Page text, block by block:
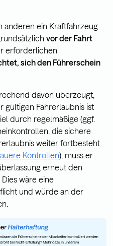
anderen ein Kraftfahrzeug
vor der Fahrt
erforderlichen
sich den Führerschein
davon überzeugt,
gültigen Fahrerlaubnis ist
durch regelmäßige (ggf.
die sichere
weiter fortbesteht
Kontrollen), muss er
erneut den
wäre eine
und würde an der